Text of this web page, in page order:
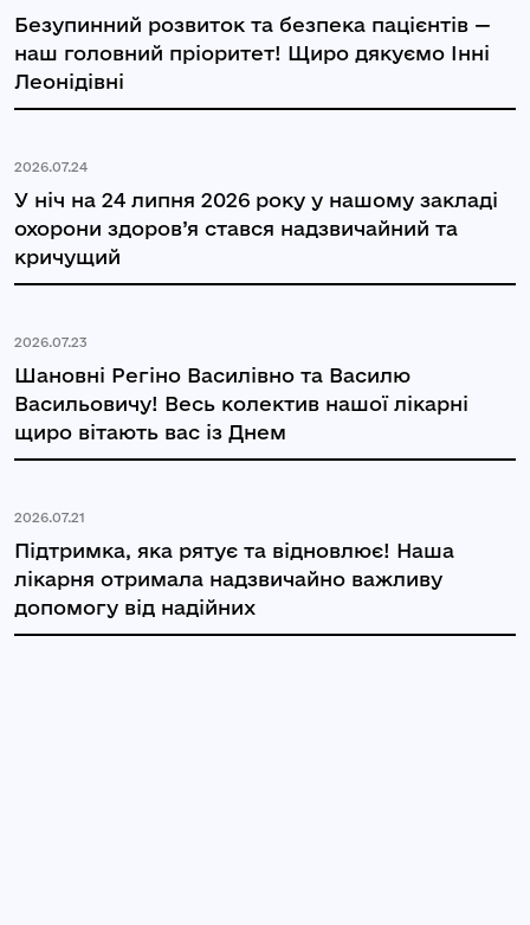
Безупинний розвиток та безпека пацієнтів —
наш головний пріоритет! Щиро дякуємо Інні
Леонідівні
2026.07.24
У ніч на 24 липня 2026 року у нашому закладі
охорони здоров’я стався надзвичайний та
кричущий
2026.07.23
Шановні Регіно Василівно та Василю
Васильовичу! Весь колектив нашої лікарні
щиро вітають вас із Днем
2026.07.21
Підтримка, яка рятує та відновлює! Наша
лікарня отримала надзвичайно важливу
допомогу від надійних